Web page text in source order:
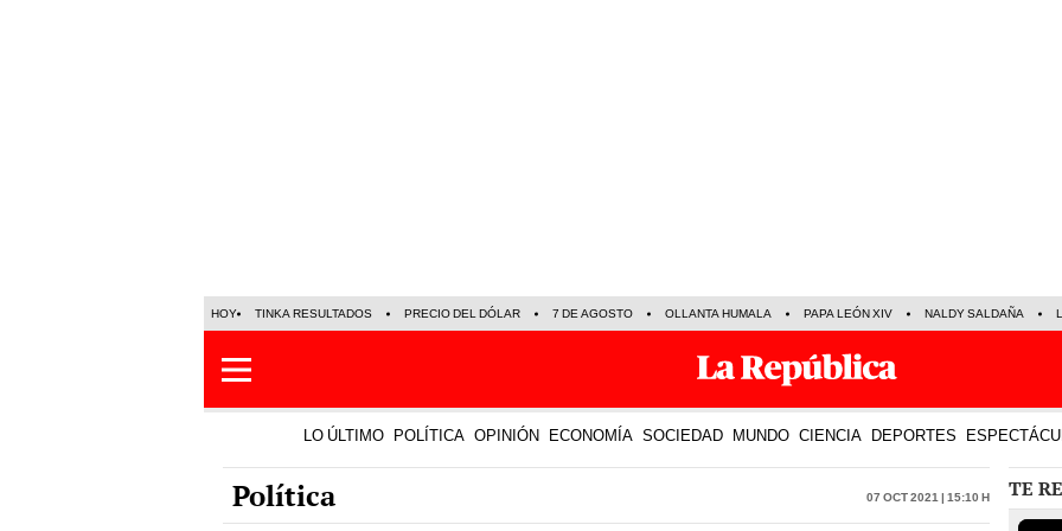
HOY TINKA RESULTADOS PRECIO DEL DÓLAR 7 DE AGOSTO OLLANTA HUMALA PAPA LEÓN XIV NALDY SALDAÑA
LO ÚLTIMO POLÍTICA OPINIÓN ECONOMÍA SOCIEDAD MUNDO CIENCIA DEPORTES
Política 07 Oct 2021 | 15:10 h TE